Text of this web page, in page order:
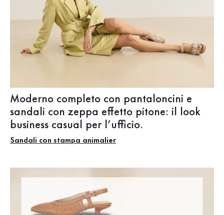
Moderno completo con pantaloncini e
sandali con zeppa effetto pitone: il look
business casual per l’ufficio.
Sandali con stampa animalier